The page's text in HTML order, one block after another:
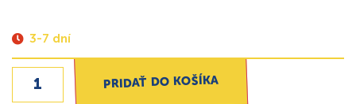
3-7 dní
PRIDAŤ DO KOŠÍKA